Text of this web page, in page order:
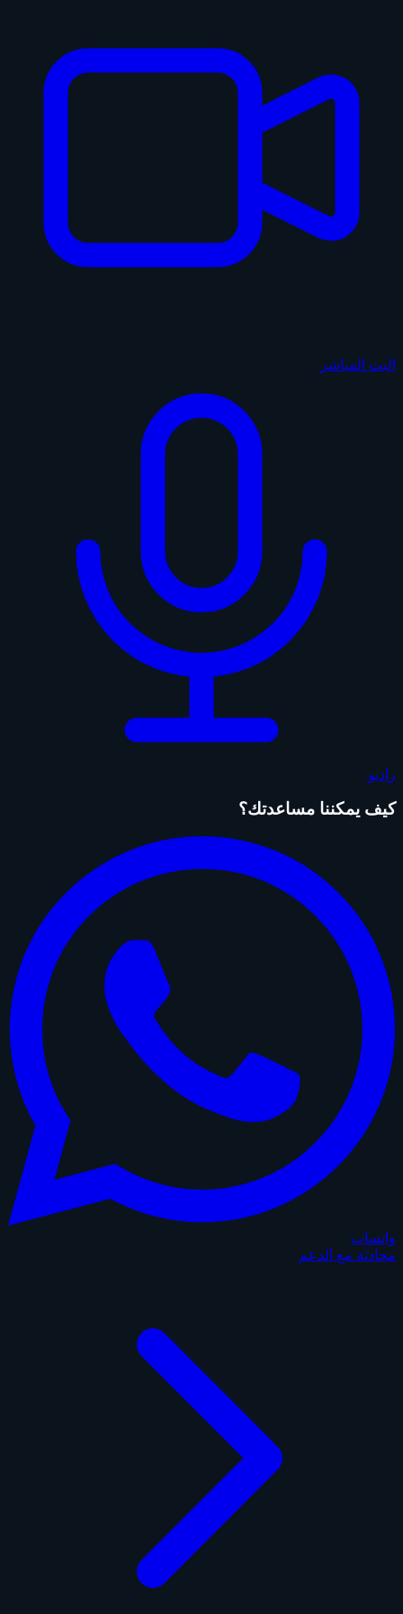
البث المباشر
راديو
كيف يمكننا مساعدتك؟
واتساب
محادثة مع الدعم